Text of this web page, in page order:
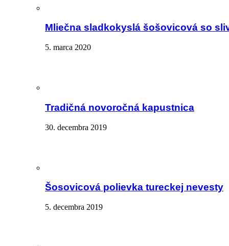
Mliečna sladkokyslá šošovicová so
5. marca 2020
Tradičná novoročná kapustnica
30. decembra 2019
Šosovicová polievka tureckej nevesty
5. decembra 2019